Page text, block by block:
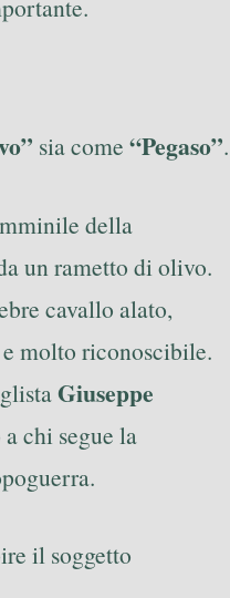
sia come “Pegaso”.
della
un rametto di olivo.
cavallo alato,
molto riconoscibile.
Giuseppe
chi segue la
il soggetto